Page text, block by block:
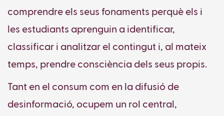
comprendre els seus fonaments perquè els i
les estudiants aprenguin a identificar,
classificar i analitzar el contingut i, al mateix
temps, prendre consciència dels seus propis.
Tant en el consum com en la difusió de
desinformació, ocupem un rol central,